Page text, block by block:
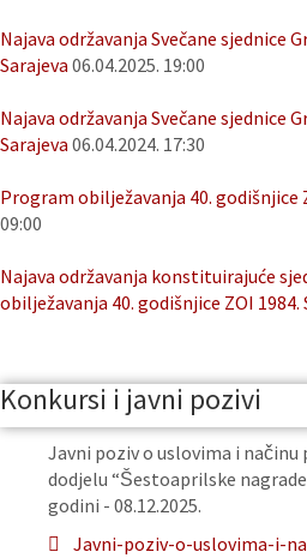
Najava održavanja Svečane sjednice
Sarajeva 06.04.2025. 19:00
Najava održavanja Svečane sjednice
Sarajeva 06.04.2024. 17:30
Program obilježavanja 40. godišnjice
09:00
Najava održavanja konstituirajuće
obilježavanja 40. godišnjice ZOI 1984.
Konkursi i javni pozivi
Javni poziv o uslovima i
dodjelu “Šestoaprilske nagrade
godini - 08.12.2025.
Javni-poziv-o-uslovima-i-